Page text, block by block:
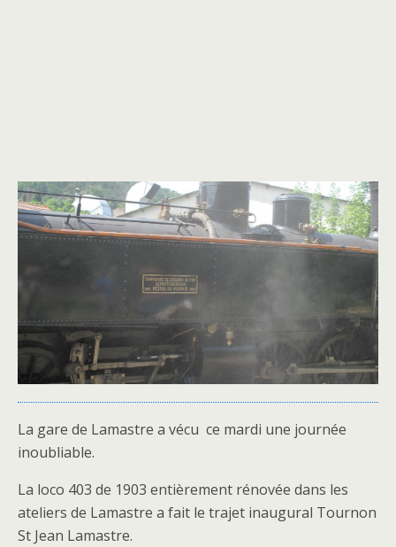
La gare de Lamastre a vécu ce mardi une journée
inoubliable.
La loco 403 de 1903 entièrement rénovée dans les
ateliers de Lamastre a fait le trajet inaugural Tournon
St Jean Lamastre.